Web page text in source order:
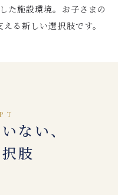
た施設環境。お子さまの
る新しい選択肢です。
ない、
肢